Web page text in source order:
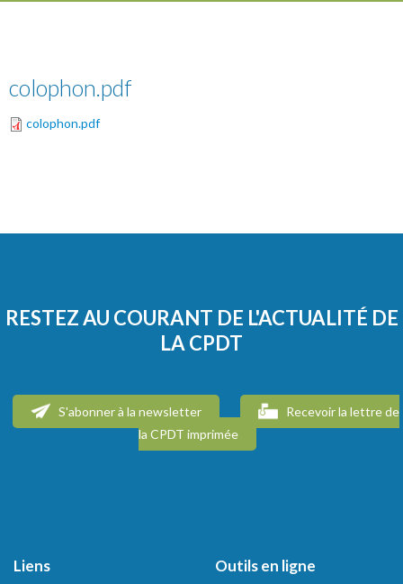
colophon.pdf
colophon.pdf
RESTEZ AU COURANT DE L'ACTUALITÉ DE
LA CPDT
S'abonner à la newsletter
Recevoir la lettre de
la CPDT imprimée
Liens Outils en ligne